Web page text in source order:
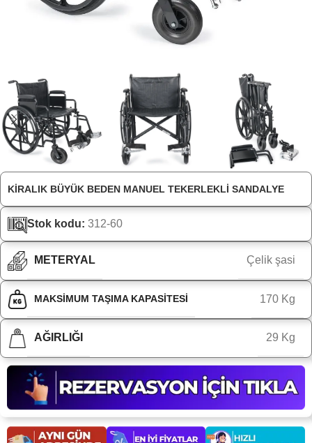
KIRALIK BÜYÜK BEDEN MANUEL TEKERLEKLI SANDALYE
Stok kodu:312-60
METERYAL Çelik şasi
MAKSIMUM TAŞIMA KAPASITESI 170 Kg
AĞIRLIĞI 29 Kg